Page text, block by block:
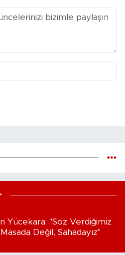
Yücekara: "Söz Verdiğimiz
Değil, Sahadayız"